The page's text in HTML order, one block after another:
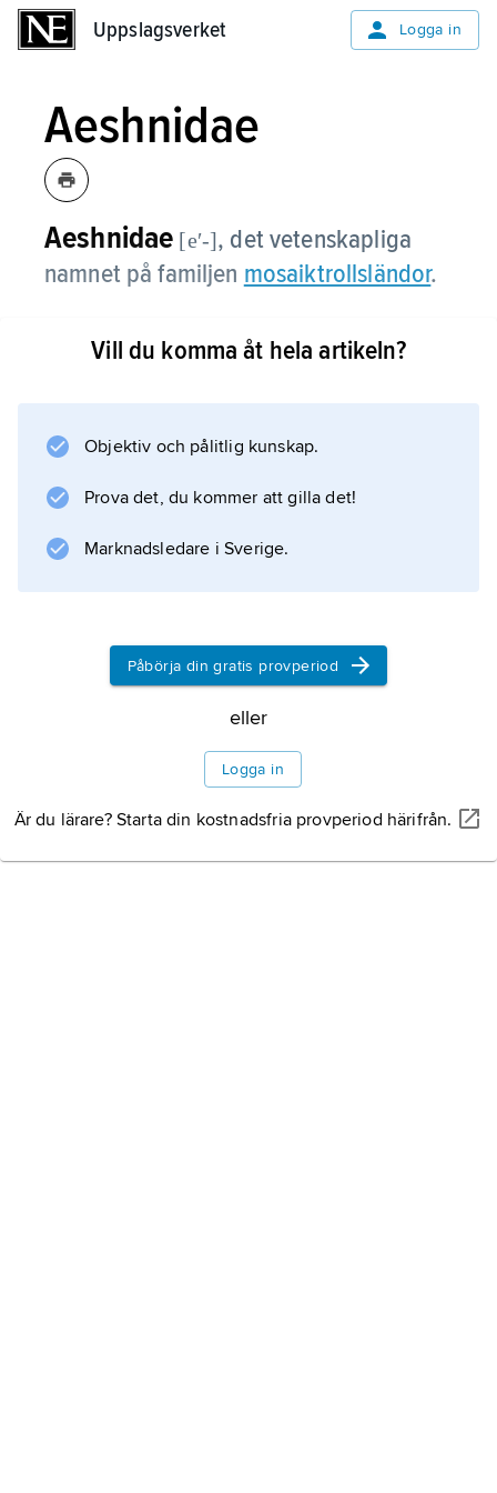
Uppslagsverket Logga in
Aeshnidae
Aeshnidae [eʹ-], det vetenskapliga
namnet på familjen mosaiktrollsländor.
Vill du komma åt hela artikeln?
Objektiv och pålitlig kunskap.
Prova det, du kommer att gilla det!
Marknadsledare i Sverige.
Påbörja din gratis provperiod
eller
Logga in
Är du lärare? Starta din kostnadsfria provperiod härifrån.